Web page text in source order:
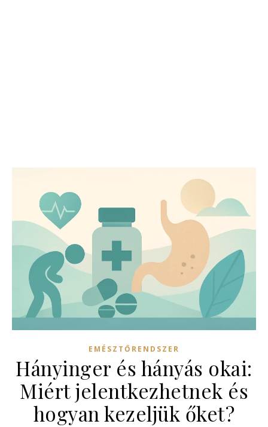
EMÉSZTŐRENDSZER
Hányinger és hányás okai:
Miért jelentkezhetnek és
hogyan kezeljük őket?